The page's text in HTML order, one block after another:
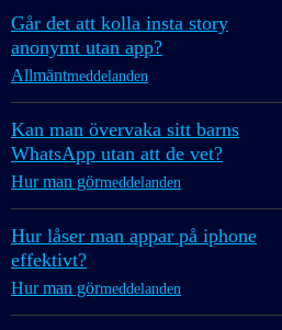
Går det att kolla insta story
anonymt utan app?
Allmäntmeddelanden
Kan man övervaka sitt barns
WhatsApp utan att de vet?
Hur man görmeddelanden
Hur låser man appar på iphone
effektivt?
Hur man görmeddelanden